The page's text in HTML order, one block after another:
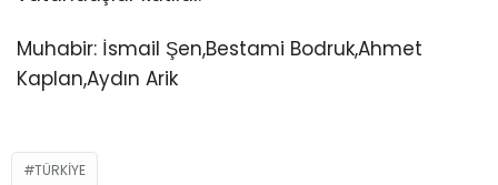
Muhabir: İsmail Şen,Bestami Bodruk,Ahmet
Kaplan,Aydın Arik
TÜRKIYE